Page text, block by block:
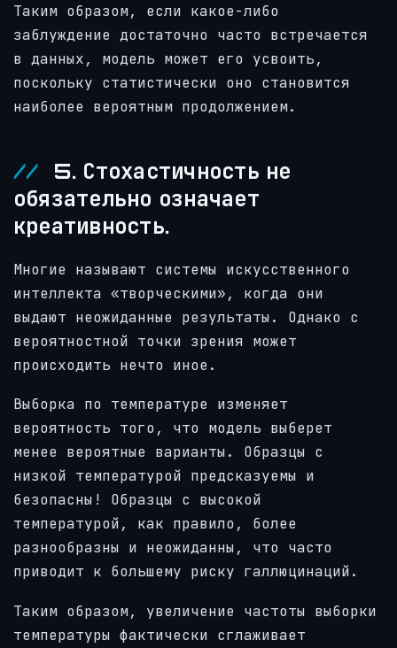
Таким образом, если какое-либо
заблуждение достаточно часто встречается
в данных, модель может его усвоить,
поскольку статистически оно становится
наиболее вероятным продолжением.
5. Стохастичность не
обязательно означает
креативность.
Многие называют системы искусственного
интеллекта «творческими», когда они
выдают неожиданные результаты. Однако с
вероятностной точки зрения может
происходить нечто иное.
Выборка по температуре изменяет
вероятность того, что модель выберет
менее вероятные варианты. Образцы с
низкой температурой предсказуемы и
безопасны! Образцы с высокой
температурой, как правило, более
разнообразны и неожиданны, что часто
приводит к большему риску галлюцинаций.
Таким образом, увеличение частоты выборки
температуры фактически сглаживает